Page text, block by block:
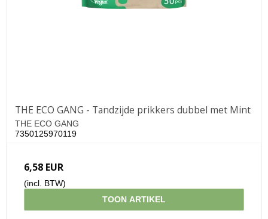
THE ECO GANG - Tandzijde prikkers dubbel met Mint
THE ECO GANG
7350125970119
6,58 EUR
(incl. BTW)
TOON ARTIKEL